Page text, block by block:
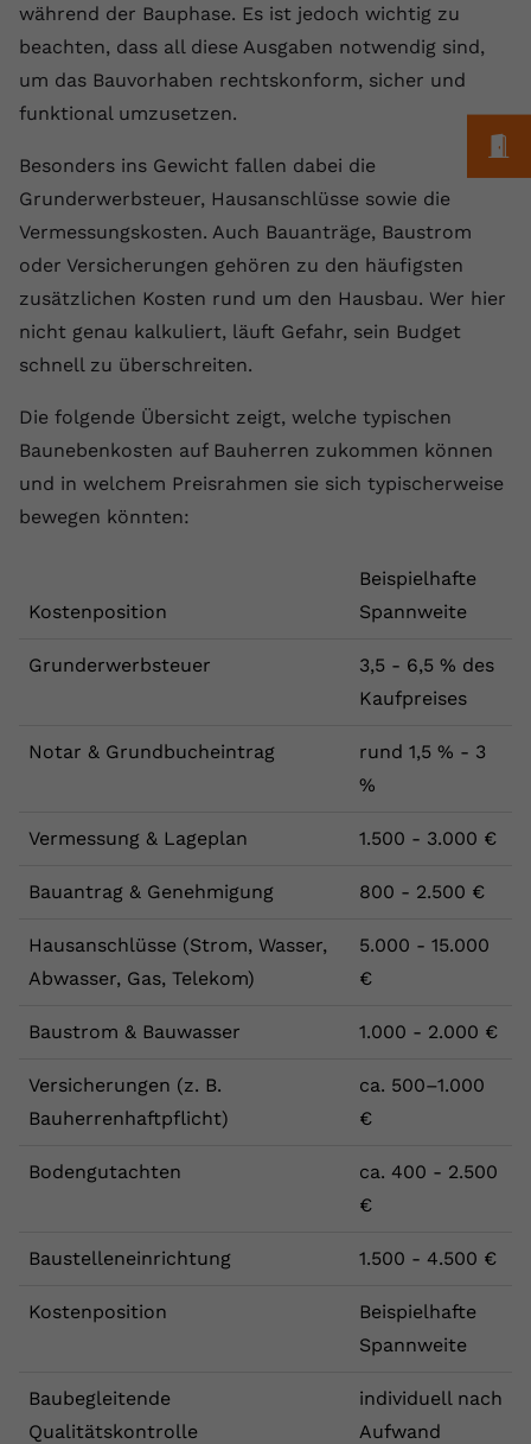
während der Bauphase. Es ist jedoch wichtig zu
beachten, dass all diese Ausgaben notwendig sind,
um das Bauvorhaben rechtskonform, sicher und
funktional umzusetzen.
Besonders ins Gewicht fallen dabei die
Grunderwerbsteuer, Hausanschlüsse sowie die
Vermessungskosten. Auch Bauanträge, Baustrom
oder Versicherungen gehören zu den häufigsten
zusätzlichen Kosten rund um den Hausbau. Wer hier
nicht genau kalkuliert, läuft Gefahr, sein Budget
schnell zu überschreiten.
Die folgende Übersicht zeigt, welche typischen
Baunebenkosten auf Bauherren zukommen können
und in welchem Preisrahmen sie sich typischerweise
bewegen könnten:
Kostenposition
Beispielhafte
Spannweite
Grunderwerbsteuer
3,5 - 6,5 % des
Kaufpreises
Notar & Grundbucheintrag
rund 1,5 % - 3
%
Vermessung & Lageplan 1.500 - 3.000 €
Bauantrag & Genehmigung 800 - 2.500 €
Hausanschlüsse (Strom, Wasser,
Abwasser, Gas, Telekom)
5.000 - 15.000
€
Baustrom & Bauwasser 1.000 - 2.000 €
Versicherungen (z. B.
Bauherrenhaftpflicht)
ca. 500–1.000
€
Bodengutachten
ca. 400 - 2.500
€
Baustelleneinrichtung 1.500 - 4.500 €
Kostenposition
Beispielhafte
Spannweite
Baubegleitende
Qualitätskontrolle
individuell nach
Aufwand